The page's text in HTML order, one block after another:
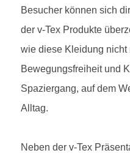
Besucher können sich
der v-Tex Produkte
wie diese Kleidung nicht
Bewegungsfreiheit und
Spaziergang, auf dem
Alltag.
Neben der v-Tex